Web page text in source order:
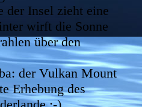
der Insel zieht eine
wirft die Sonne
über den
der Vulkan Mount
Erhebung des